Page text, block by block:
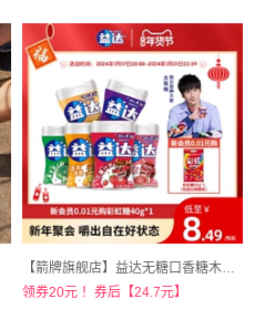
【箭牌旗舰店】益达无糖口香糖木糖醇约40粒X3瓶
领券20元 ！券后【24.7元】